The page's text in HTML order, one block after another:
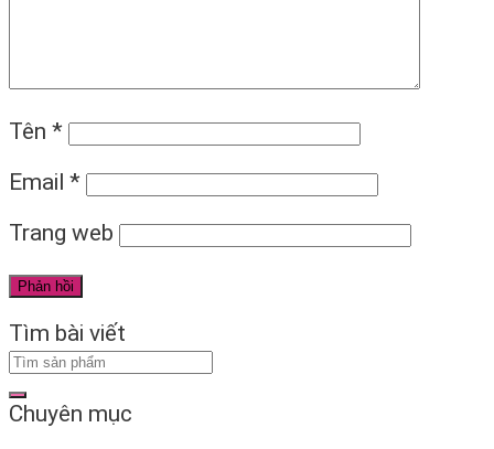
Tên *
Email *
Trang web
Tìm bài viết
Chuyên mục